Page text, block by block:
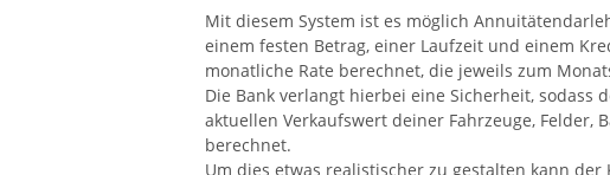
Mit diesem System ist es möglich
einem festen Betrag, einer Laufzeit und einem
monatliche Rate berechnet, die jeweils zum
Die Bank verlangt hierbei eine Sicherheit, sodass
aktuellen Verkaufswert deiner Fahrzeuge,
berechnet.
Um dies etwas realistischer zu gestalten kann